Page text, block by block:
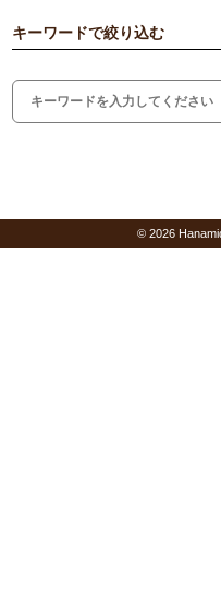
キーワードで絞り込む
© 2026